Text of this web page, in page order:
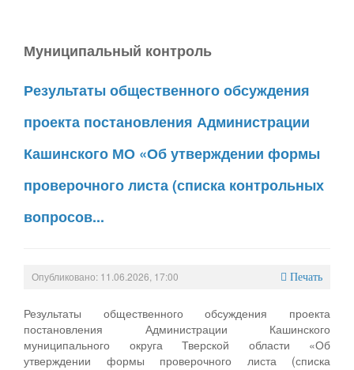
Муниципальный контроль
Результаты общественного обсуждения
проекта постановления Администрации
Кашинского МО «Об утверждении формы
проверочного листа (списка контрольных
вопросов...
Опубликовано: 11.06.2026, 17:00 Печать
Результаты общественного обсуждения проекта
постановления Администрации Кашинского
муниципального округа Тверской области «Об
утверждении формы проверочного листа (списка